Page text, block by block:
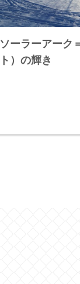
ソーラーアーク
ト）の輝き